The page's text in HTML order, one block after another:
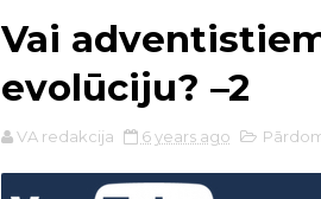
Vai
evolūciju? –2
VA redakcija 6 years ago